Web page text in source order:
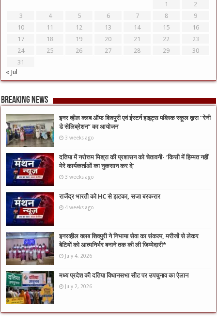
1
2
3
4 5 6 7 8
9
10
11 12 13 14 15
16
17
18 19 20 21 22
23
24
25 26 27 28 29
30
31
« Jul
Breaking News
इनर व्हील क्लब ऑफ शिवपुरी एवं ईस्टर्न हाइट्स पब्लिक स्कूल द्वारा “रेनी
डे सेलिब्रेशन” का आयोजन
3 weeks ago
दतिया में नरोत्तम मिश्रा की प्रशासन को चेतावनी- ‘किसी में हिम्मत नहीं
मेरे कार्यकर्ताओं का नुकसान कर दे’
3 weeks ago
राजेंद्र भारती को HC से झटका, सजा बरकरार
4 weeks ago
इनरव्हील क्लब शिवपुरी ने निभाया सेवा का संकल्प, मरीजों से लेकर
बेटियों को आत्मनिर्भर बनाने तक की ली जिम्मेदारी*
July 4, 2026
मध्य प्रदेश की दतिया विधानसभा सीट पर उपचुनाव का ऐलान
July 2, 2026